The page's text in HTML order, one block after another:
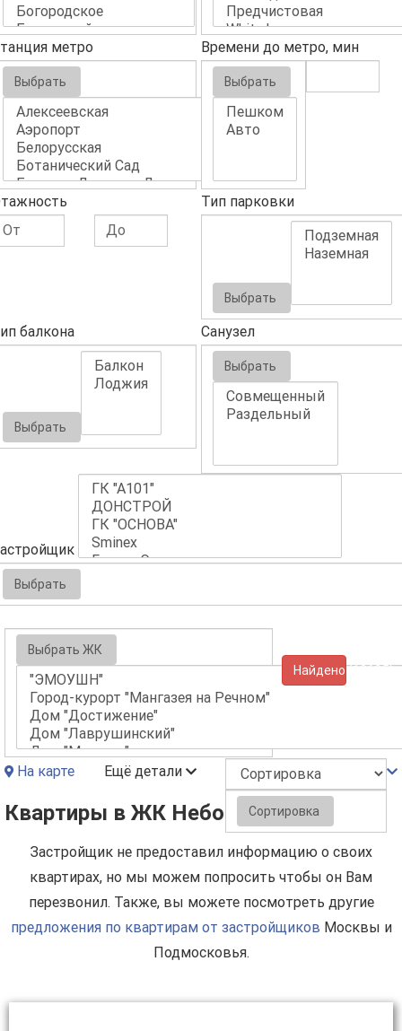
метро
Выбрать
Времени до метро, мин
Выбрать
Тип парковки
Выбрать
балкона
Выбрать
Санузел
Выбрать
Выбрать
Выбрать ЖК
Найдено (10625)
На карте Ещё детали
Сортировка
Квартиры в ЖК Небо
Застройщик не предоставил информацию о своих
квартирах, но мы можем попросить чтобы он Вам
перезвонил. Также, вы можете посмотреть другие
предложения по квартирам от застройщиков Москвы и
Подмосковья.